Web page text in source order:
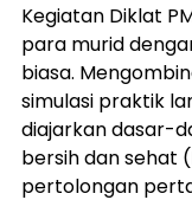
Kegiatan Diklat
para murid
biasa.
simulasi praktik
diajarkan dasar-
bersih dan sehat
pertolongan